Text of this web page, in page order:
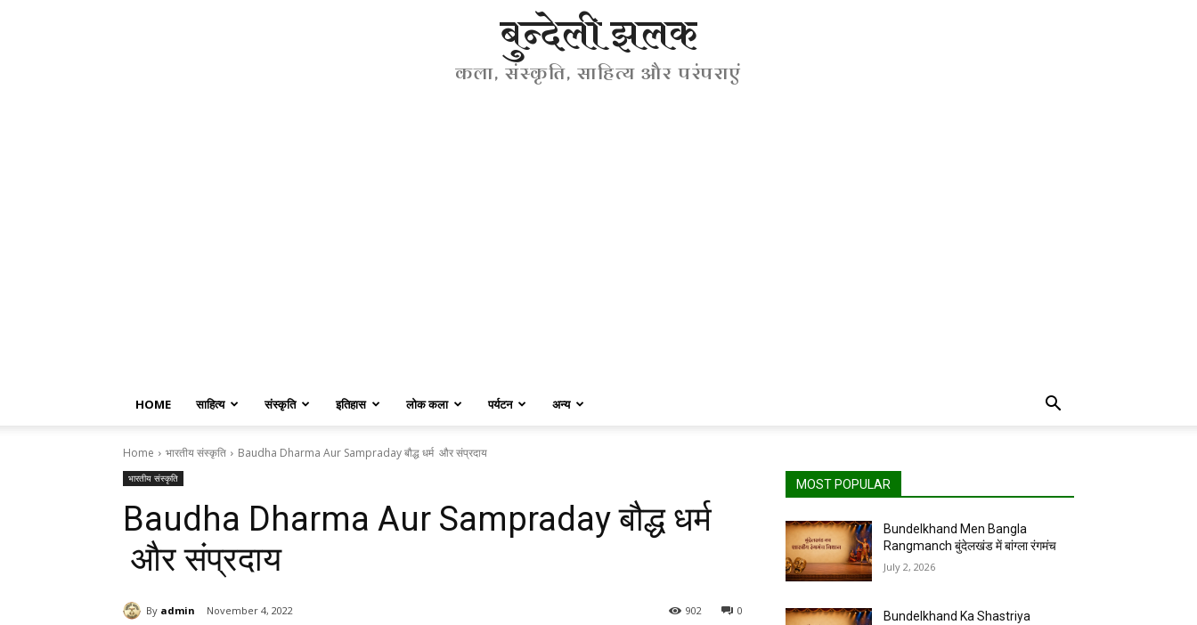
बुन्देली झलक
कला, संस्कृति, साहित्य और परंपराएं
HOME साहित्य संस्कृति इतिहास लोक कला पर्यटन अन्य
Home भारतीय संस्कृति Baudha Dharma Aur Sampraday बौद्ध धर्म और संप्रदाय
भारतीय संस्कृति
Baudha Dharma Aur Sampraday बौद्ध धर्म
और संप्रदाय
By admin November 4, 2022 0
902
MOST POPULAR
Bundelkhand Men Bangla
Rangmanch बुंदेलखंड में बांग्ला रंगमंच
July 2, 2026
Bundelkhand Ka Shastriya